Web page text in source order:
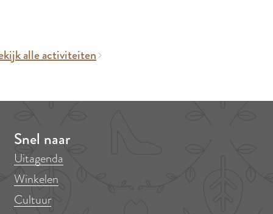
alle activiteiten
Snel naar
Uitagenda
Winkelen
Cultuur